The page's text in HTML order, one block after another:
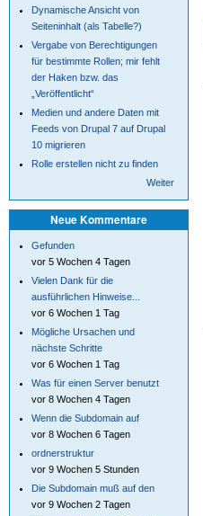
Dynamische Ansicht von
Seiteninhalt (als Tabelle?)
Vergabe von Berechtigungen
für bestimmte Rollen; mir fehlt
der Haken bzw. das
„Veröffentlicht“
Medien und andere Daten mit
Feeds von Drupal 7 auf Drupal
10 migrieren
Rolle erstellen nicht zu finden
Weiter
Neue Kommentare
Gefunden
vor 5 Wochen 4 Tagen
Vielen Dank für die
ausführlichen Hinweise...
vor 6 Wochen 1 Tag
Mögliche Ursachen und
nächste Schritte
vor 6 Wochen 1 Tag
Was für einen Server benutzt
vor 8 Wochen 4 Tagen
Wenn die Subdomain auf
vor 8 Wochen 6 Tagen
ordnerstruktur
vor 9 Wochen 5 Stunden
Die Subdomain muß auf den
vor 9 Wochen 2 Tagen